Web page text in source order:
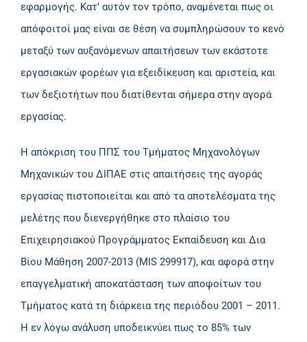
εφαρμογής. Κατ’ αυτόν τον τρόπο, αναμένεται πως οι
απόφοιτοί μας είναι σε θέση να συμπληρώσουν το κενό
μεταξύ των αυξανόμενων απαιτήσεων των εκάστοτε
εργασιακών φορέων για εξειδίκευση και αριστεία, και
των δεξιοτήτων που διατίθενται σήμερα στην αγορά
εργασίας.
Η απόκριση του ΠΠΣ του Τμήματος Μηχανολόγων
Μηχανικών του ΔΙΠΑΕ στις απαιτήσεις της αγοράς
εργασίας πιστοποιείται και από τα αποτελέσματα της
μελέτης που διενεργήθηκε στο πλαίσιο του
Επιχειρησιακού Προγράμματος Εκπαίδευση και Δια
Βίου Μάθηση 2007-2013 (MIS 299917), και αφορά στην
επαγγελματική αποκατάσταση των αποφοίτων του
Τμήματος κατά τη διάρκεια της περιόδου 2001 – 2011.
Η εν λόγω ανάλυση υποδεικνύει πως το 85% των